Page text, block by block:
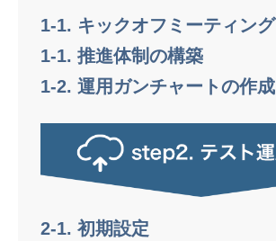
1-1. キックオフミーティング
1-1. 推進体制の構築
1-2. 運用ガンチャートの作成
2-1. 初期設定